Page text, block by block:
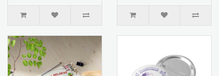
kumaşt..